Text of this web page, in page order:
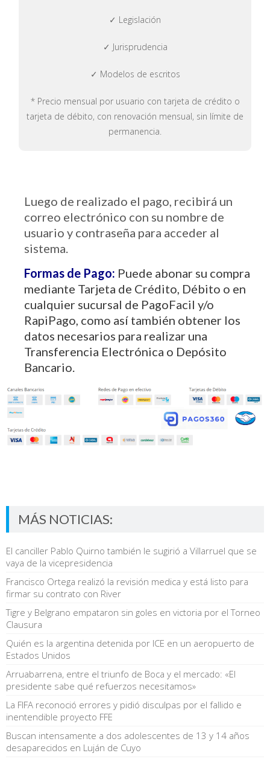
✓ Legislación
✓ Jurisprudencia
✓ Modelos de escritos
* Precio mensual por usuario con tarjeta de crédito o
tarjeta de débito, con renovación mensual, sin límite de
permanencia.
Luego de realizado el pago, recibirá un
correo electrónico con su nombre de
usuario y contraseña para acceder al
sistema.
Formas de Pago: Puede abonar su compra
mediante Tarjeta de Crédito, Débito o en
cualquier sucursal de PagoFacil y/o
RapiPago, como así también obtener los
datos necesarios para realizar una
Transferencia Electrónica o Depósito
Bancario.
MÁS NOTICIAS:
El canciller Pablo Quirno también le sugirió a Villarruel que se
vaya de la vicepresidencia
Francisco Ortega realizó la revisión medica y está listo para
firmar su contrato con River
Tigre y Belgrano empataron sin goles en victoria por el Torneo
Clausura
Quién es la argentina detenida por ICE en un aeropuerto de
Estados Unidos
Arruabarrena, entre el triunfo de Boca y el mercado: «El
presidente sabe qué refuerzos necesitamos»
La FIFA reconoció errores y pidió disculpas por el fallido e
inentendible proyecto FFE
Buscan intensamente a dos adolescentes de 13 y 14 años
desaparecidos en Luján de Cuyo